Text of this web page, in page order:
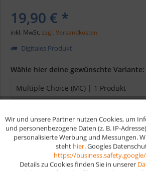
19,90 € *
inkl. MwSt. zzgl. Versandkosten
Digitales Produkt
Wähle hier deine gewünschte Variante:
In den
Funktionale
Wir und unsere Partner nutzen Cookies, um
und personenbezogene Daten (z. B. IP-
personalisierte Werbung und Messungen.
steht hier. Googles
https://
Details zu Cookies finden Sie in unserer